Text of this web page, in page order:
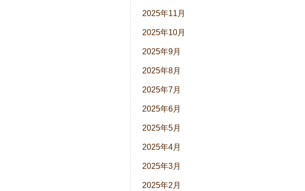
2025年11月
2025年10月
2025年9月
2025年8月
2025年7月
2025年6月
2025年5月
2025年4月
2025年3月
2025年2月